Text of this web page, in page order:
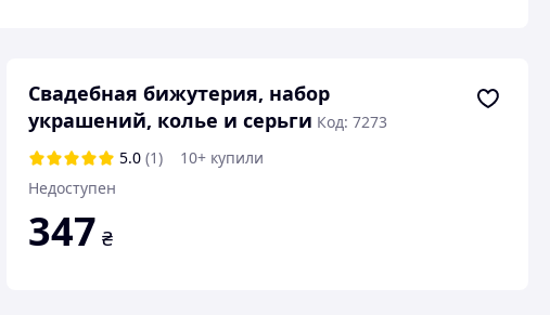
Свадебная бижутерия, набор
украшений, колье и серьги Код: 7273
5.0 (1)
10+ купили
Недоступен
347 ₴